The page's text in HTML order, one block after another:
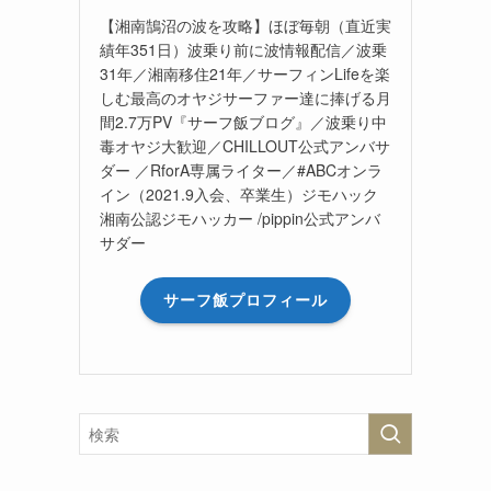
【湘南鵠沼の波を攻略】ほぼ毎朝（直近実
績年351日）波乗り前に波情報配信／波乗
31年／湘南移住21年／サーフィンLifeを楽
しむ最高のオヤジサーファー達に捧げる月
間2.7万PV『サーフ飯ブログ』／波乗り中
毒オヤジ大歓迎／CHILLOUT公式アンバサ
ダー ／RforA専属ライター／#ABCオンラ
イン（2021.9入会、卒業生）ジモハック
湘南公認ジモハッカー /pippin公式アンバ
サダー
サーフ飯プロフィール